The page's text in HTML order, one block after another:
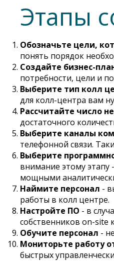
Этапы
Обозначьте цели,
понять порядок
Создайте бизнес-
потребности, цели и
Выберите тип колл
для колл-центра вам
Рассчитайте число
достаточного
Выберите каналы
телефонной связи.
Выберите
внимание этому
мощными
Наймите персонал -
работы в колл центре.
Настройте ПО - в
собственников on-site
Обучите персонал -
Мониторьте работу
быстрых